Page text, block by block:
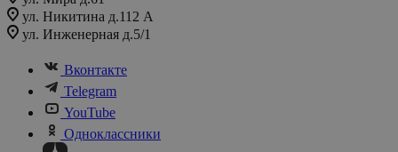
ул. Никитина д.112 А
ул. Инженерная д.5/1
Вконтакте
Telegram
YouTube
Одноклассники